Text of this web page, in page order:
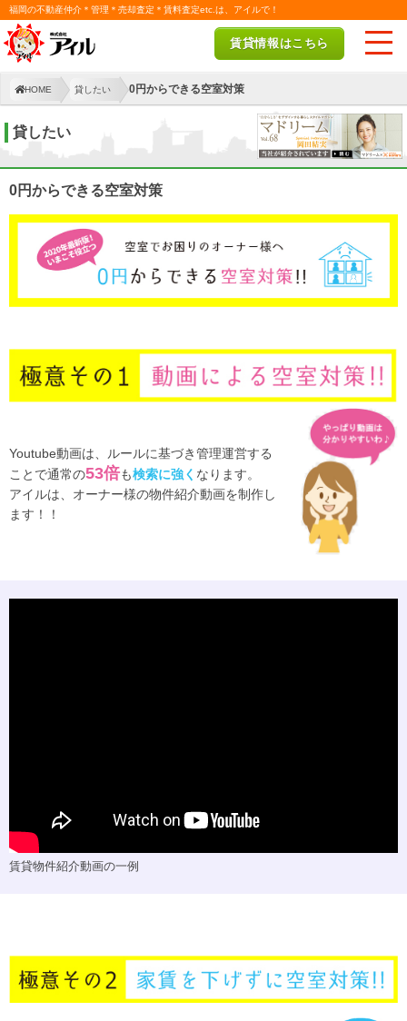
福岡の不動産仲介＊管理＊売却査定＊賃料査定etc.は、アイルで！
賃貸情報はこちら
HOME 貸したい 0円からできる空室対策
貸したい
0円からできる空室対策
Youtube動画は、ルールに基づき管理運営する
ことで通常の53倍も検索に強く なります。
アイルは、オーナー様の物件紹介動画を制作し
ます！！
賃貸物件紹介動画の一例